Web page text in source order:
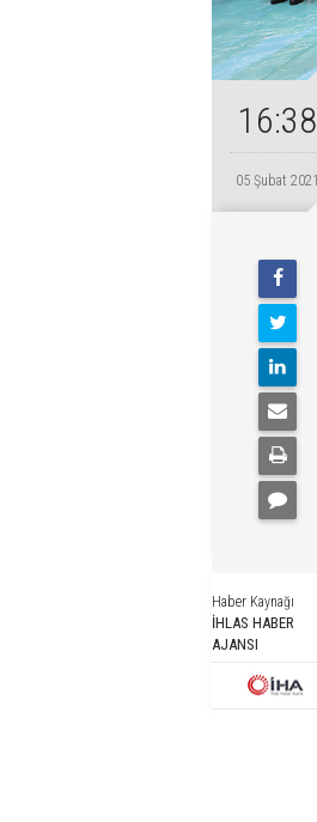
16:38
05 Şubat 2021
Haber Kaynağı
İHLAS HABER
AJANSI